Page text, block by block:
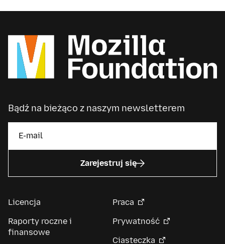
Bądź na bieżąco z naszym newsletterem
Zarejestruj się
Licencja
Raporty roczne i
finansowe
Praca
Prywatność
Ciasteczka